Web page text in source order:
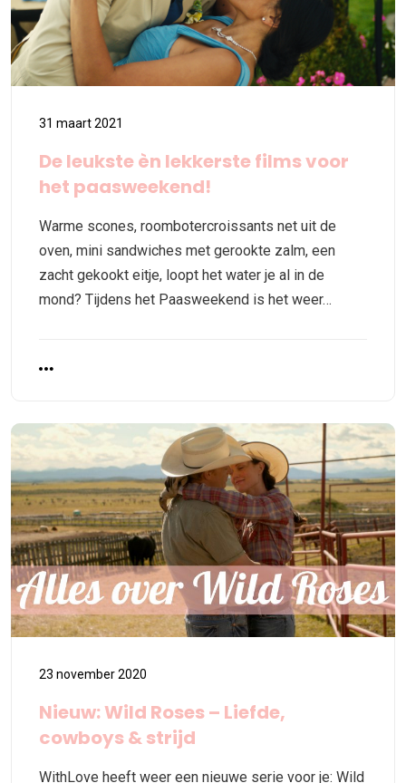
31 maart 2021
De leukste èn lekkerste films voor
het paasweekend!
Warme scones, roombotercroissants net uit de
oven, mini sandwiches met gerookte zalm, een
zacht gekookt eitje, loopt het water je al in de
mond? Tijdens het Paasweekend is het weer…
23 november 2020
Nieuw: Wild Roses – Liefde,
cowboys & strijd
WithLove heeft weer een nieuwe serie voor je: Wild